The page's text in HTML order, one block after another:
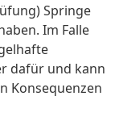
Springe
Im Falle
dafür und kann
Konsequenzen